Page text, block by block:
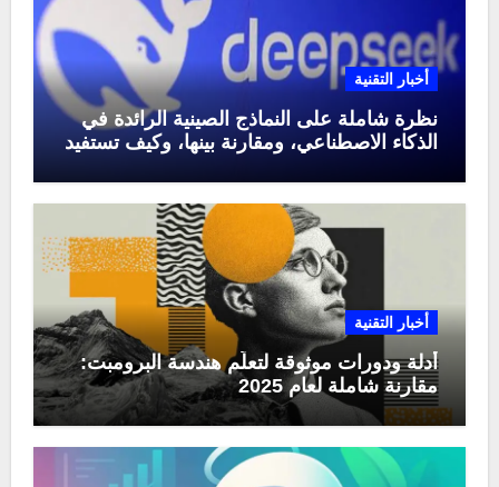
أخبار التقنية
نظرة شاملة على النماذج الصينية الرائدة في
الذكاء الاصطناعي، ومقارنة بينها، وكيف تستفيد
أخبار التقنية
أدلة ودورات موثوقة لتعلّم هندسة البرومبت:
مقارنة شاملة لعام 2025